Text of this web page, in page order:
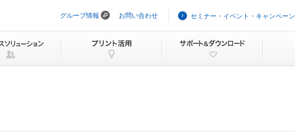
ビ
ョ
グループ情報 お問い合わせ セミナー・イベント・キャンペーン